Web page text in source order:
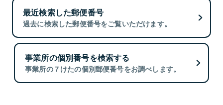
最近検索した郵便番号
過去に検索した郵便番号をご覧いただけます。
事業所の個別番号を検索する
事業所の７けたの個別郵便番号をお調べします。